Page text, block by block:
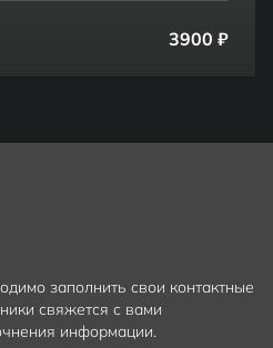
3900 ₽
заполнить свои контактные
свяжется с вами
информации.